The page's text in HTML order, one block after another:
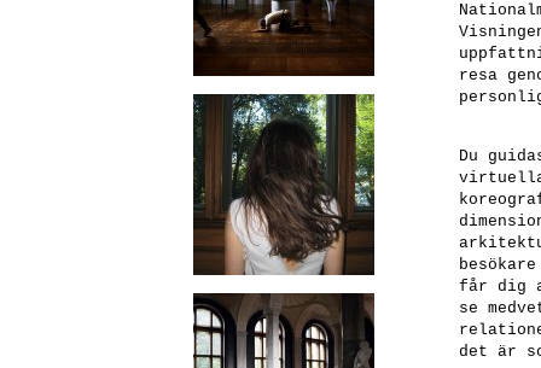
resa
Du
virtuella
får dig
se
det är